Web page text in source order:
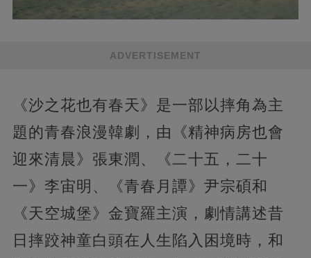
ADVERTISEMENT
《沙之花也有春天》是一部以摔角為主
題的青春浪漫韓劇，由《精神病房也會
迎來清晨》張東潤、《二十五，二十
一》李宙明、《青春月譚》尹宗碩和
《天空城堡》金寶羅主演，劇情講述昔
日摔跤神童白頭在人生陷入困境時，和